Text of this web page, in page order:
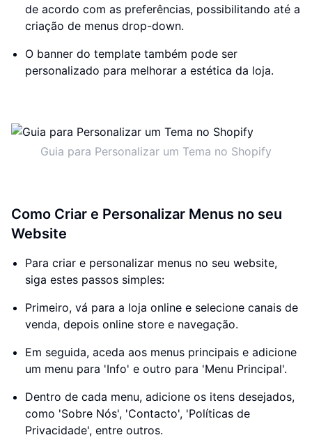
de acordo com as preferências, possibilitando até a
criação de menus drop-down.
O banner do template também pode ser
personalizado para melhorar a estética da loja.
Guia para Personalizar um Tema no Shopify
Como Criar e Personalizar Menus no seu
Website
Para criar e personalizar menus no seu website,
siga estes passos simples:
Primeiro, vá para a loja online e selecione canais de
venda, depois online store e navegação.
Em seguida, aceda aos menus principais e adicione
um menu para 'Info' e outro para 'Menu Principal'.
Dentro de cada menu, adicione os itens desejados,
como 'Sobre Nós', 'Contacto', 'Políticas de
Privacidade', entre outros.